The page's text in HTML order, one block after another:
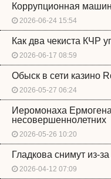
Коррупционная
2026-06-24 15:54
Как два чекиста КЧР
2026-06-17 08:59
Обыск в сети казино
2026-05-27 06:24
Иеромонаха
несовершеннолетних
2026-05-26 10:20
Гладкова снимут из-
2026-04-12 07:09